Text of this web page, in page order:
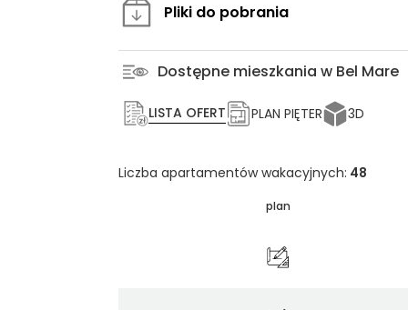
Pliki do pobrania
Dostępne mieszkania w Bel Mare
LISTA OFERT PLAN PIĘTER 3D
Liczba apartamentów wakacyjnych: 48
plan